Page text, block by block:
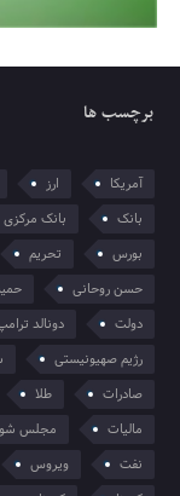
برچسب ها
آمریکا ارز
بانک
بانک مرکزی
بورس
تحریم
حسن روحانی
دولت
دونالد
رژیم صهیونیستی
صادرات
طلا
مالیات
مجلس
نفت
ویروس